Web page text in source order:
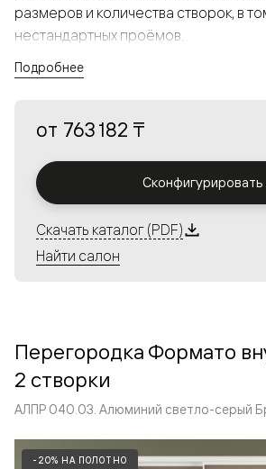
размеров и количества створок, в
нестандартных проёмов.
а большой выбор вставок из стекла
решения в интерьере и
Алюминиевые перегородки имеют
с алюминиевыми дверьми и легко
алюминиевых перегородок и дверей
со стеновыми панелями Волховец.
Подробнее
от 763 182 ₸
Сконфигурировать
Скачать каталог (PDF)
Найти салон
Перегородка Формато
2 створки
АЛПР 040.03. Алюминий светло-серый
-20% НА ПОЛОТНО